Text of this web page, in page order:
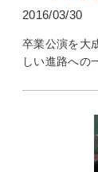
2016/03/30
卒業公演を大
しい進路への